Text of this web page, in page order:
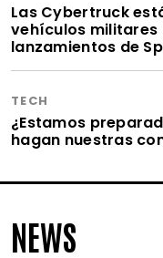
Las Cybertruck
vehículos militares
lanzamientos de
TECH
¿Estamos
hagan nuestras
NEWS